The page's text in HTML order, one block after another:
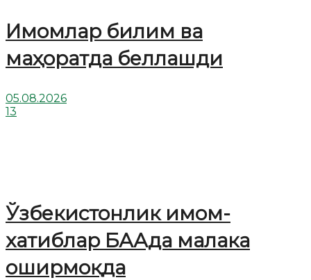
Имомлар билим ва
маҳоратда беллашди
05.08.2026
13
Ўзбекистонлик имом-
хатиблар БААда малака
оширмоқда